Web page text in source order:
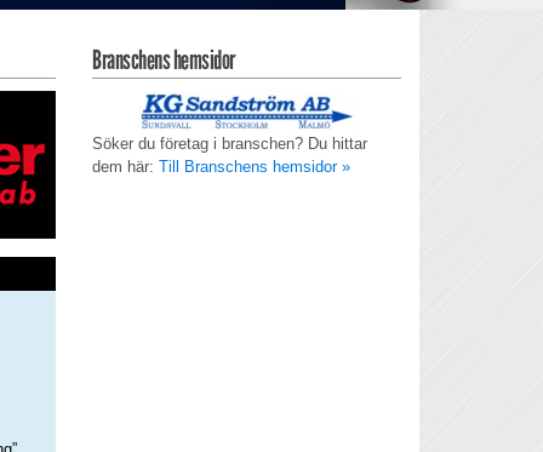
Branschens hemsidor
Söker du företag i branschen? Du hittar
dem här: Till Branschens hemsidor »